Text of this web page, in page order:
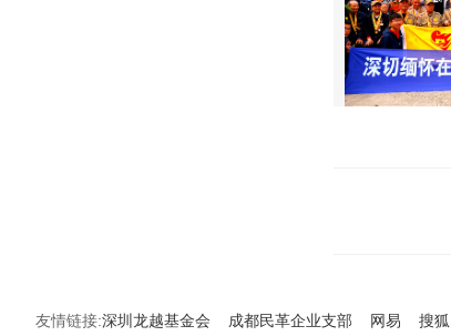
友情链接:深圳龙越基金会 成都民革企业支部 网易 搜狐